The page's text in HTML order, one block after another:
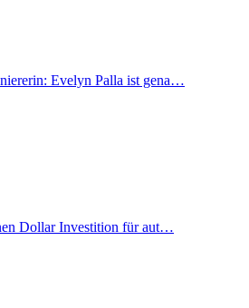
Evelyn Palla ist gena…
Dollar Investition für aut…